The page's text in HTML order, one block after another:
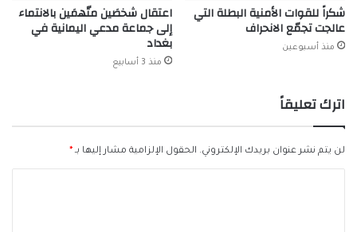
شكراً للقوات الأمنية البطلة التي
عالجت تجمّع الانحراف
منذ أسبوعين
اعتقال شخصَين متّهمَين بالانتماء
إلى جماعة مدعي اليمانية في
بغداد
منذ 3 أسابيع
اترك تعليقاً
لن يتم نشر عنوان بريدك الإلكتروني. الحقول الإلزامية مشار إليها بـ *